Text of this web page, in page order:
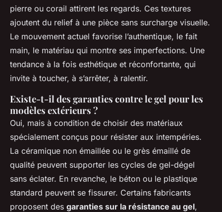
pierre ou corail attirent les regards. Ces textures
ajoutent du relief à une pièce sans surcharge visuelle.
Le mouvement actuel favorise l’authentique, le fait
main, le matériau qui montre ses imperfections. Une
tendance à la fois esthétique et réconfortante, qui
invite à toucher, à s’arrêter, à ralentir.
Existe-t-il des garanties contre le gel pour les
modèles extérieurs ?
Oui, mais à condition de choisir des matériaux
spécialement conçus pour résister aux intempéries.
La céramique non émaillée ou le grès émaillé de
qualité peuvent supporter les cycles de gel-dégel
sans éclater. En revanche, le béton ou le plastique
standard peuvent se fissurer. Certains fabricants
proposent des garanties sur la résistance au gel,